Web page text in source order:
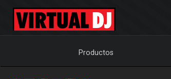
Productos